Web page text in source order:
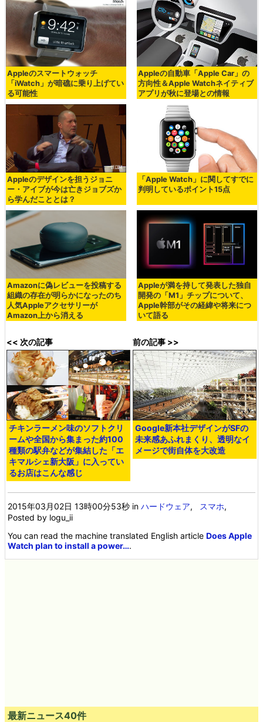
Appleのスマートウォッチ
「iWatch」が暗礁に乗り上げてい
る可能性
Appleの自動車「Apple Car」の
方向性＆Apple Watchネイティブ
アプリが秋に登場との情報
Appleのデザインを担うジョニ
ー・アイブが今は亡きジョブズか
ら学んだこととは？
「Apple Watch」に関してすでに
判明しているポイント15点
Amazonに偽レビューを投稿する
組織の存在が明らかになったのち
人気Appleアクセサリーが
Amazon上から消える
Appleが満を持して発表した独自
開発の「M1」チップについて、
Apple幹部がその経緯や将来につ
いて語る
<< 次の記事
チキンラーメン味のソフトクリ
ームや全国から集まった約100
種類の駅弁などが集結した「エ
キマルシェ新大阪」に入ってい
るお店はこんな感じ
前の記事 >>
Google新本社デザインがSFの
未来感あふれまくり、透明なイ
メージで街自体を大改造
2015年03月02日 13時00分53秒 inハードウェア, スマホ,
Posted by logu_ii
You can read the machine translated English articleDoes Apple
Watch plan to install a power….
最新ニュース40件